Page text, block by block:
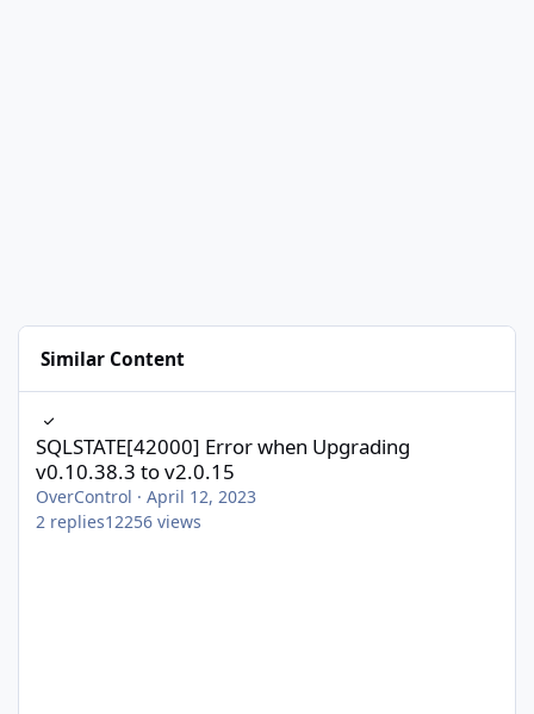
Similar Content
SQLSTATE[42000] Error when Upgrading
v0.10.38.3 to v2.0.15
OverControl · April 12, 2023
2 replies12256 views